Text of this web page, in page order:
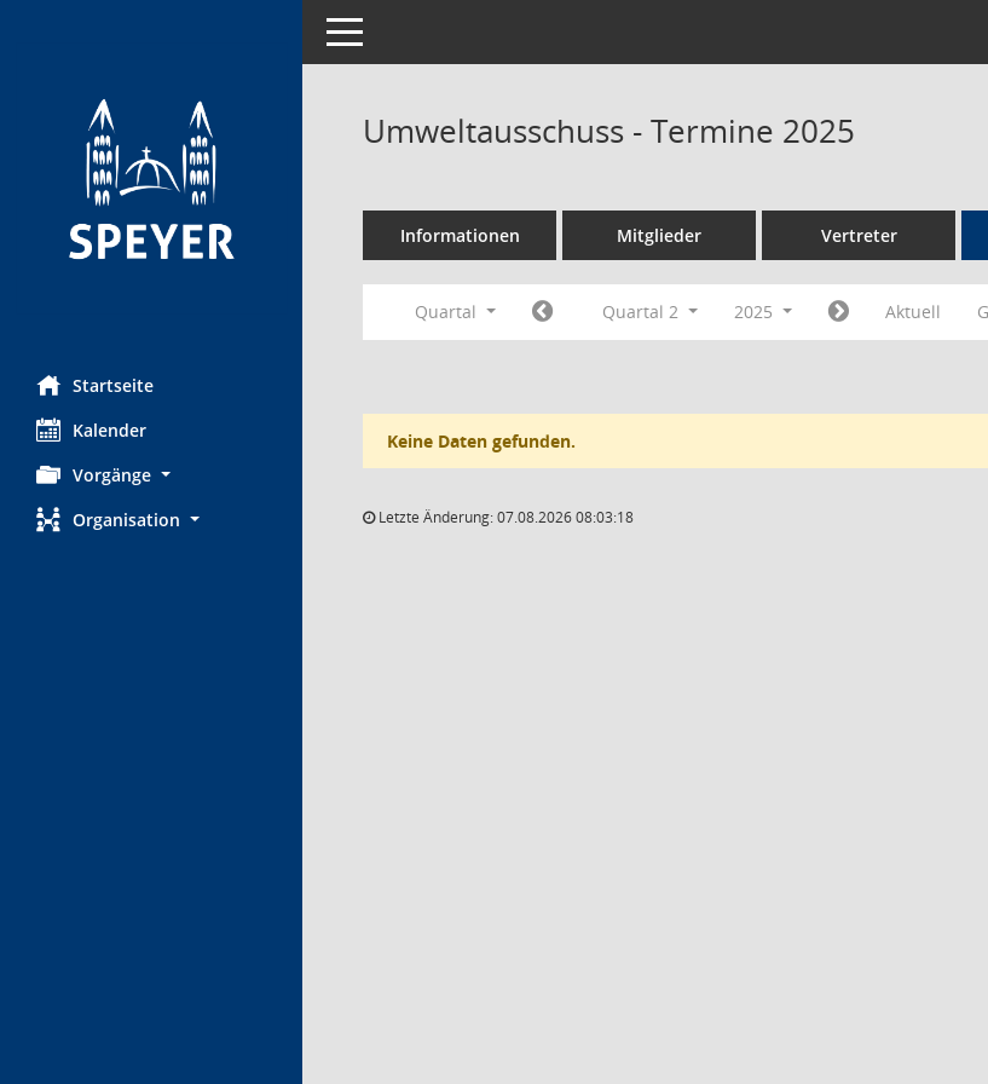
Startseite
Kalender
Vorgänge
Organisation
Toggle navigation
Umweltausschuss - Termine 2025
Informationen Mitglieder Vertreter
Quartal Quartal 2 2025 Aktuell
Keine Daten gefunden.
Letzte Änderung: 07.08.2026 08:03:18